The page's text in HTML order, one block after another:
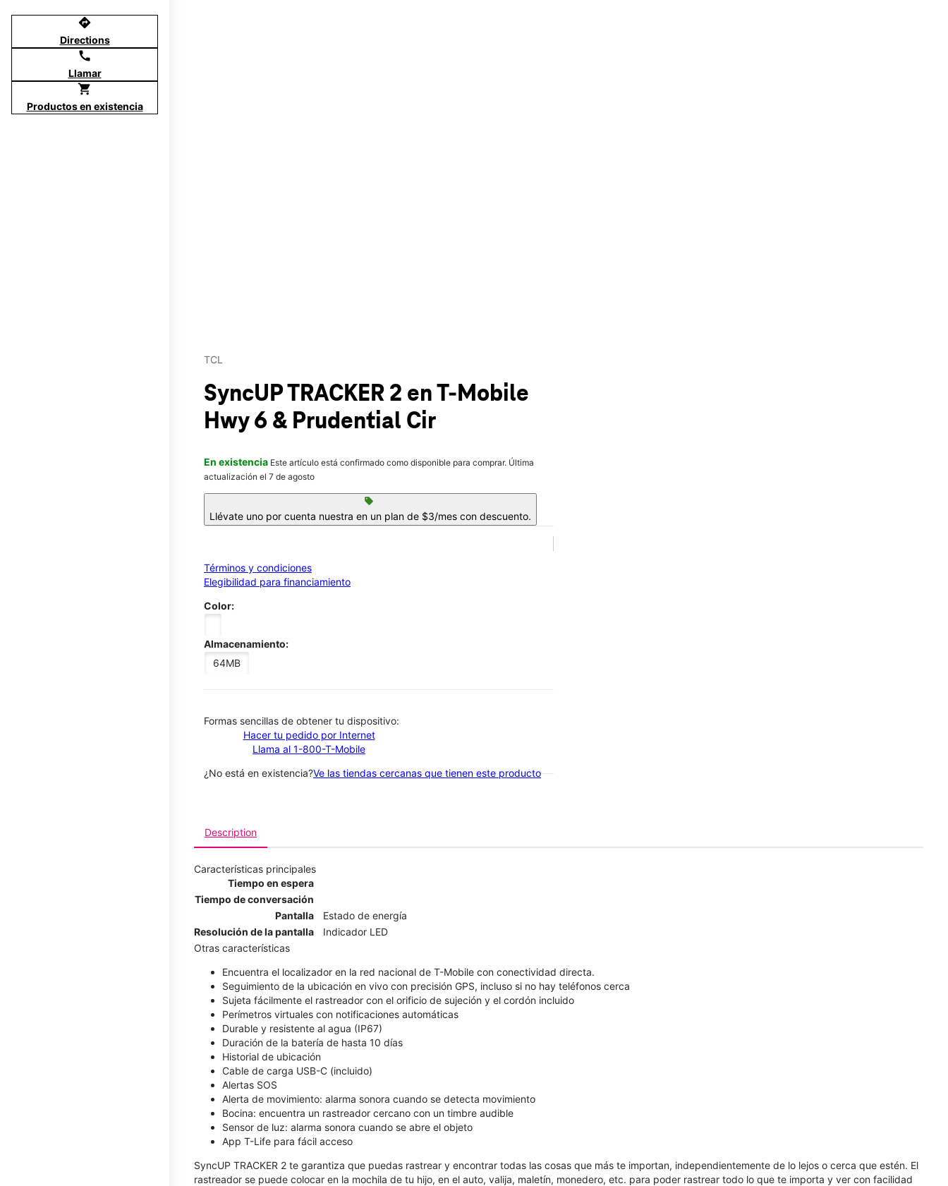
directions
Directions
call
Llamar
shopping_cart
Productos en existencia
TCL
SyncUP TRACKER 2 en T-Mobile
Hwy 6 & Prudential Cir
En existencia Este artículo está confirmado como disponible para comprar. Última
actualización el 7 de agosto
sell
Llévate uno por cuenta nuestra en un plan de $3/mes con descuento.
Términos y condiciones
Elegibilidad para financiamiento
Color:
Almacenamiento:
64MB
​​​​​​​Formas sencillas de obtener tu dispositivo:
Hacer tu pedido por Internet
Llama al 1-800-T-Mobile
¿No está en existencia?Ve las tiendas cercanas que tienen este producto
Description
Características principales
Tiempo en espera
Tiempo de conversación
Pantalla
Estado de energía
Resolución de la pantalla
Indicador LED
Otras características
Encuentra el localizador en la red nacional de T-Mobile con conectividad directa.
Seguimiento de la ubicación en vivo con precisión GPS, incluso si no hay teléfonos cerca
Sujeta fácilmente el rastreador con el orificio de sujeción y el cordón incluido
Perímetros virtuales con notificaciones automáticas
Durable y resistente al agua (IP67)
Duración de la batería de hasta 10 días
Historial de ubicación
Cable de carga USB-C (incluido)
Alertas SOS
Alerta de movimiento: alarma sonora cuando se detecta movimiento
Bocina: encuentra un rastreador cercano con un timbre audible
Sensor de luz: alarma sonora cuando se abre el objeto
App T-Life para fácil acceso
SyncUP TRACKER 2 te garantiza que puedas rastrear y encontrar todas las cosas que más te importan, independientemente de lo lejos o cerca que estén. El
rastreador se puede colocar en la mochila de tu hijo, en el auto, valija, maletín, monedero, etc. para poder rastrear todo lo que te importa y ver con facilidad